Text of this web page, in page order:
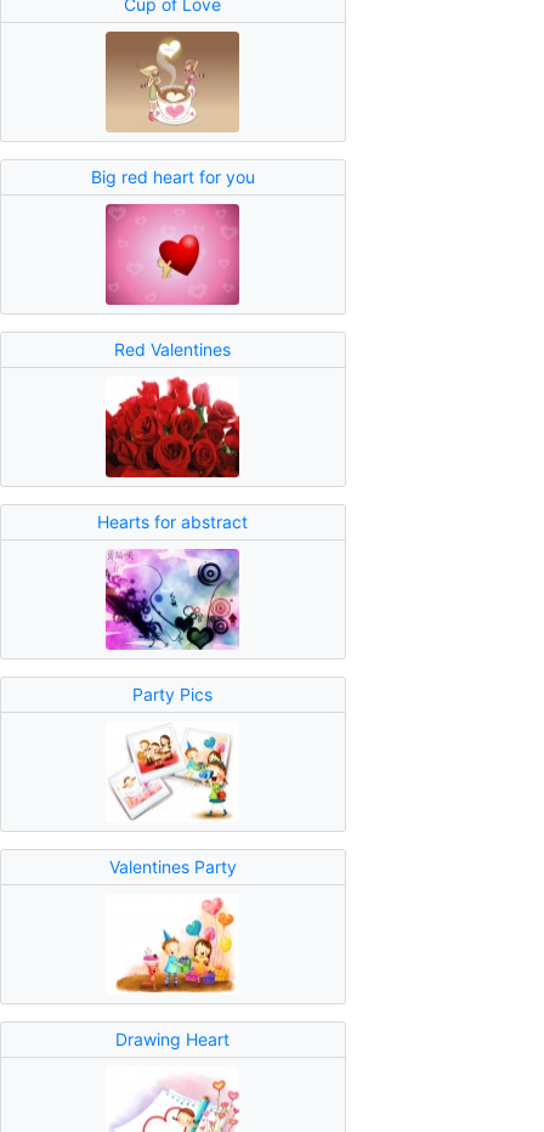
Cup of Love
Big red heart for you
Red Valentines
Hearts for abstract
Party Pics
Valentines Party
Drawing Heart